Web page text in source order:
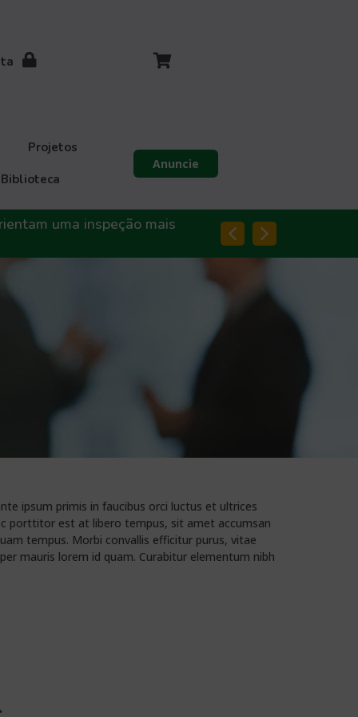
Projetos
Biblioteca
Anuncie
uma inspeção mais Blog Abendi Digital |
ipsum primis in faucibus orci luctus et ultrices
porttitor est at libero tempus, sit amet accumsan
tempus. Morbi convallis efficitur purus, vitae
mauris lorem id quam. Curabitur elementum nibh